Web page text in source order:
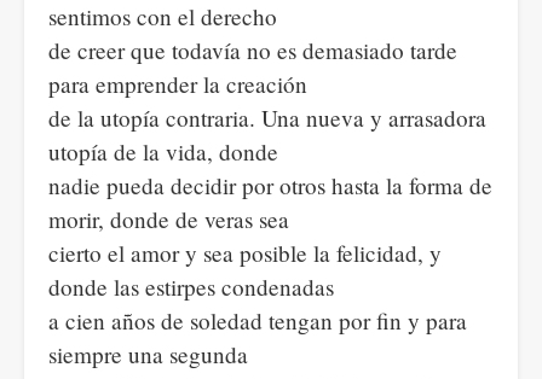
sentimos con el derecho
de creer que todavía no es demasiado tarde
para emprender la creación
de la utopía contraria. Una nueva y arrasadora
utopía de la vida, donde
nadie pueda decidir por otros hasta la forma de
morir, donde de veras sea
cierto el amor y sea posible la felicidad, y
donde las estirpes condenadas
a cien años de soledad tengan por fin y para
siempre una segunda